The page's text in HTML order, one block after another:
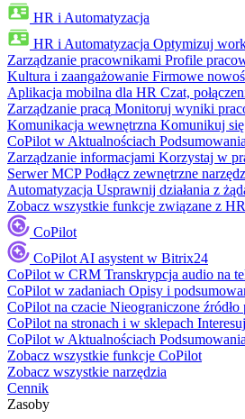
HR i Automatyzacja
HR i Automatyzacja Optymizuj
Zarządzanie pracownikami Profile
Kultura i zaangażowanie Firmowe
Aplikacja mobilna dla HR Czat,
Zarządzanie pracą Monitoruj wyniki
Komunikacja wewnętrzna Komunikuj
CoPilot w Aktualnościach
Zarządzanie informacjami Korzystaj w
Serwer MCP Podłącz zewnętrzne
Automatyzacja Usprawnij działania z
Zobacz wszystkie funkcje związane z
CoPilot
CoPilot AI asystent w Bitrix24
CoPilot w CRM Transkrypcja audio na
CoPilot w zadaniach Opisy i
CoPilot na czacie Nieograniczone
CoPilot na stronach i w sklepach
CoPilot w Aktualnościach
Zobacz wszystkie funkcje CoPilot
Zobacz wszystkie narzędzia
Cennik
Zasoby